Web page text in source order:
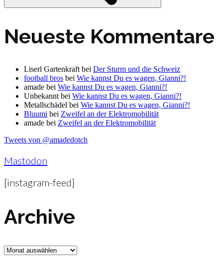
Neueste Kommentare
Liserl Gartenkraft bei Der Sturm und die Schweiz
football bros bei Wie kannst Du es wagen, Gianni?!
amade bei Wie kannst Du es wagen, Gianni?!
Unbekannt bei Wie kannst Du es wagen, Gianni?!
Metallschädel bei Wie kannst Du es wagen, Gianni?!
Bluumi bei Zweifel an der Elektromobilität
amade bei Zweifel an der Elektromobilität
Tweets von @amadedotch
Mastodon
[instagram-feed]
Archive
Archive